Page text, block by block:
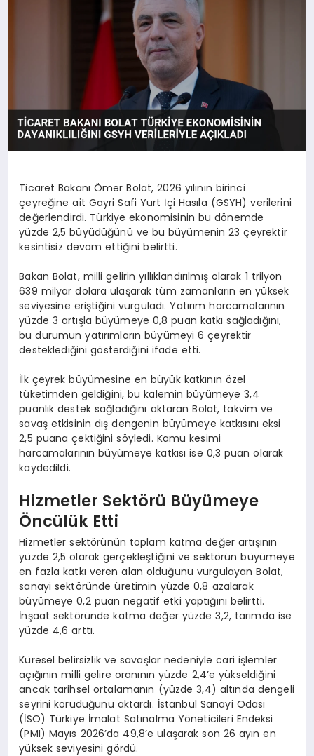
TEKNOLOJI
Ticaret Bakanı Ömer Bolat, 2026 yılının birinci
çeyreğine ait Gayri Safi Yurt İçi Hasıla (GSYH) verilerini
değerlendirdi. Türkiye ekonomisinin bu dönemde
yüzde 2,5 büyüdüğünü ve bu büyümenin 23 çeyrektir
kesintisiz devam ettiğini belirtti.
Bakan Bolat, milli gelirin yıllıklandırılmış olarak 1 trilyon
639 milyar dolara ulaşarak tüm zamanların en yüksek
seviyesine eriştiğini vurguladı. Yatırım harcamalarının
yüzde 3 artışla büyümeye 0,8 puan katkı sağladığını,
bu durumun yatırımların büyümeyi 6 çeyrektir
desteklediğini gösterdiğini ifade etti.
İlk çeyrek büyümesine en büyük katkının özel
tüketimden geldiğini, bu kalemin büyümeye 3,4
puanlık destek sağladığını aktaran Bolat, takvim ve
savaş etkisinin dış dengenin büyümeye katkısını eksi
2,5 puana çektiğini söyledi. Kamu kesimi
harcamalarının büyümeye katkısı ise 0,3 puan olarak
kaydedildi.
Hizmetler Sektörü Büyümeye
Öncülük Etti
Hizmetler sektörünün toplam katma değer artışının
yüzde 2,5 olarak gerçekleştiğini ve sektörün büyümeye
en fazla katkı veren alan olduğunu vurgulayan Bolat,
sanayi sektöründe üretimin yüzde 0,8 azalarak
büyümeye 0,2 puan negatif etki yaptığını belirtti.
İnşaat sektöründe katma değer yüzde 3,2, tarımda ise
yüzde 4,6 arttı.
Küresel belirsizlik ve savaşlar nedeniyle cari işlemler
açığının milli gelire oranının yüzde 2,4’e yükseldiğini
ancak tarihsel ortalamanın (yüzde 3,4) altında dengeli
seyrini koruduğunu aktardı. İstanbul Sanayi Odası
(İSO) Türkiye İmalat Satınalma Yöneticileri Endeksi
(PMI) Mayıs 2026’da 49,8’e ulaşarak son 26 ayın en
yüksek seviyesini gördü.